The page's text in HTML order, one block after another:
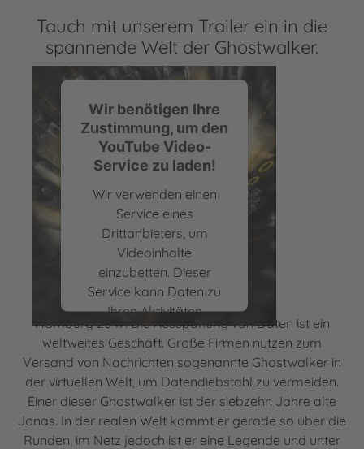
Tauch mit unserem Trailer ein in die
spannende Welt der Ghostwalker.
Wir benötigen Ihre
Zustimmung, um den
YouTube Video-
Service zu laden!
Wir verwenden einen
Service eines
Drittanbieters, um
Videoinhalte
einzubetten. Dieser
Service kann Daten zu
Ihren Aktivitäten
sammeln. Bitte lesen Sie
die Details durch und
stimmen Sie der
Nutzung des Service zu,
um dieses Video
anzusehen.
Buchtrailer zu „Ghostwalker“ von Rainer
Hamburg 2047: Die Ausspähung von Daten ist ein
weltweites Geschäft. Große Firmen nutzen zum
Versand von Nachrichten sogenannte Ghostwalker in
der virtuellen Welt, um Datendiebstahl zu vermeiden.
Einer dieser Ghostwalker ist der siebzehn Jahre alte
Jonas. In der realen Welt kommt er gerade so über die
Runden, im Netz jedoch ist er eine Legende und unter